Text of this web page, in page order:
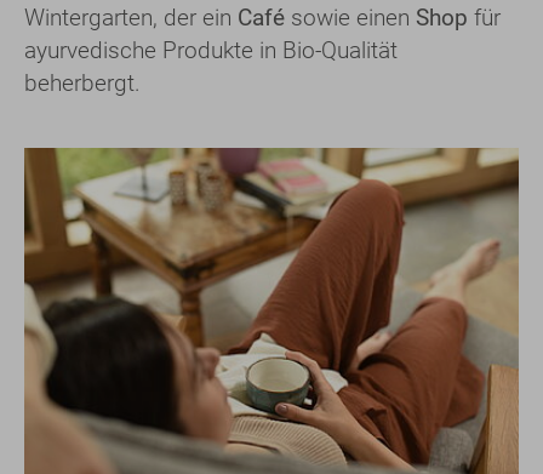
Wintergarten, der ein Café sowie einen Shop für
ayurvedische Produkte in Bio-Qualität
beherbergt.